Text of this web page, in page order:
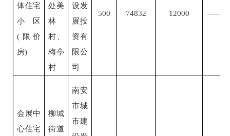
体住宅
小区
(限价
房)
处美
林
村、
梅亭
村
设发
展投
资有
限公
司
500 74832 12000 ——
会展中
心住宅
柳城
街道
南安
市城
市建